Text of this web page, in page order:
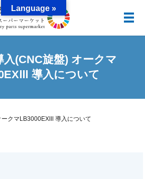
メ
入(CNC旋盤) オークマ
導入について
クマLB3000EXⅢ 導入について
Language »